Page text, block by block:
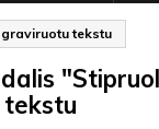
tekstu